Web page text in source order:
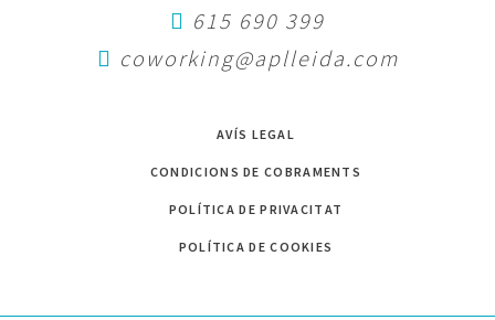
615 690 399
coworking@aplleida.com
AVÍS LEGAL
CONDICIONS DE COBRAMENTS
POLÍTICA DE PRIVACITAT
POLÍTICA DE COOKIES